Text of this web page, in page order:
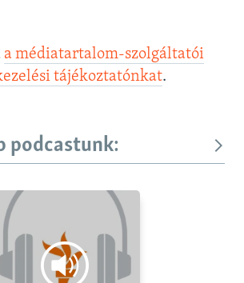
a médiatartalom-szolgáltatói
tájékoztatónkat.
podcastunk: